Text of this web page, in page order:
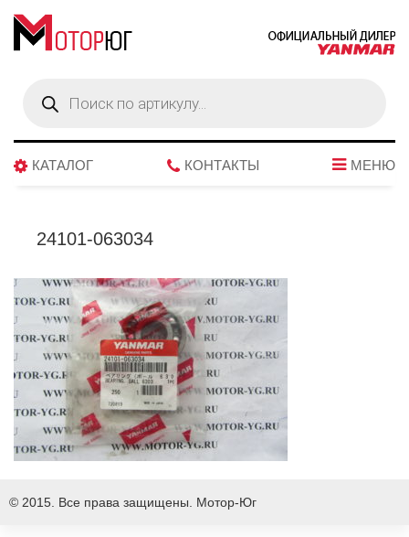
товаров
КАТАЛОГ КОНТАКТЫ МЕНЮ
24101-063034
© 2015. Все права защищены. Мотор-Юг